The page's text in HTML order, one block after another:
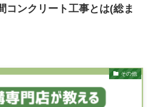
コンクリート工事とは(総ま
その他